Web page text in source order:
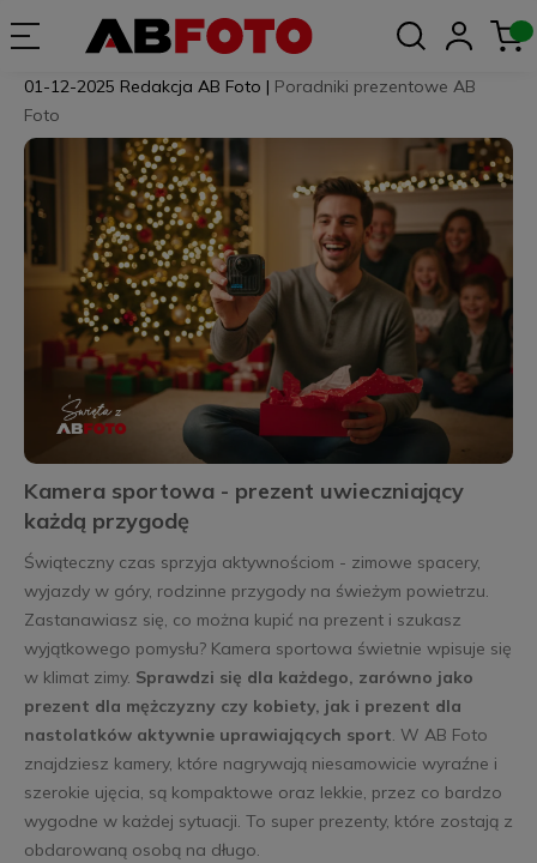
Kamera sportowa - prezent uwieczniający
każdą przygodę
01-12-2025 Redakcja AB Foto | Poradniki prezentowe AB
Foto
Świąteczny czas sprzyja aktywnościom - zimowe spacery,
wyjazdy w góry, rodzinne przygody na świeżym powietrzu.
Zastanawiasz się, co można kupić na prezent i szukasz
wyjątkowego pomysłu? Kamera sportowa świetnie wpisuje się
w klimat zimy. Sprawdzi się dla każdego, zarówno jako
prezent dla mężczyzny czy kobiety, jak i prezent dla
nastolatków aktywnie uprawiających sport. W AB Foto
znajdziesz kamery, które nagrywają niesamowicie wyraźne i
szerokie ujęcia, są kompaktowe oraz lekkie, przez co bardzo
wygodne w każdej sytuacji. To super prezenty, które zostają z
obdarowaną osobą na długo.